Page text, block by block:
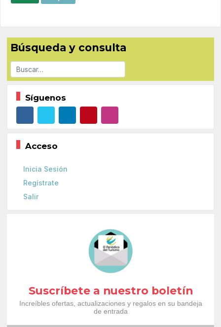
Búsqueda y consulta
Buscar
Síguenos
Acceso
Inicia Sesión
Regístrate
Salir
Suscríbete a nuestro boletín
Increíbles ofertas, actualizaciones y regalos en su bandeja
de entrada